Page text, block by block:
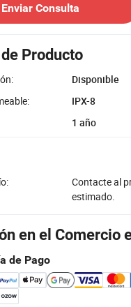
Enviar Consulta
Producto
Disponible
IPX-8
1 año
Contacte al
estimado.
en el Comercio
de Pago